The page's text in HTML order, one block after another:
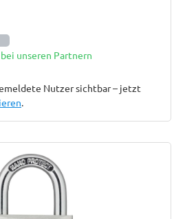
unseren Partnern
Nutzer sichtbar – jetzt
.